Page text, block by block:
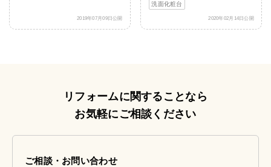
2019年07月09日公開
洗面化粧台
2020年02月14日公開
リフォームに関することなら
お気軽にご相談ください
ご相談・お問い合わせ